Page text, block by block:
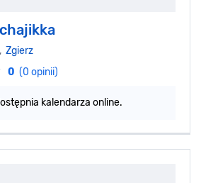
Zgierz
0 (0 opinii)
kalendarza online.